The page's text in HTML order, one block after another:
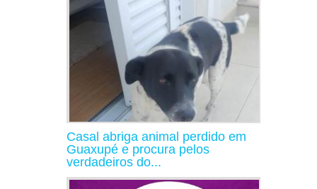
Casal abriga animal perdido em
Guaxupé e procura pelos
verdadeiros do...